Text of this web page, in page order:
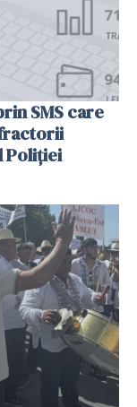
SMS care
Poliției